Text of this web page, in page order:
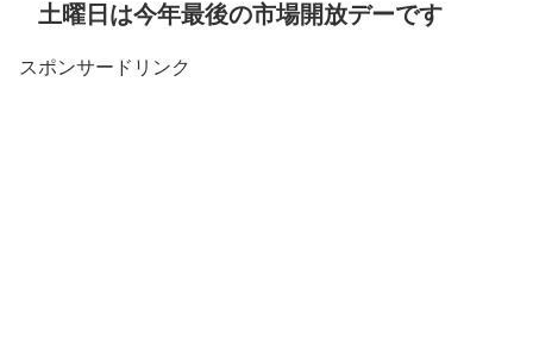
土曜日は今年最後の市場開放デーです
スポンサードリンク